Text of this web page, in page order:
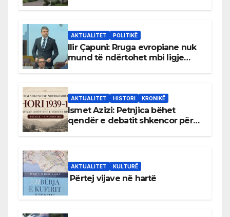
AKTUALITET POLITIKË
Ilir Çapuni: Rruga evropiane nuk
mund të ndërtohet mbi ligje
AKTUALITET HISTORI KRONIKË
Ismet Azizi: Petnjica bëhet
qendër e debatit shkencor për
AKTUALITET KULTURË
Përtej vijave në hartë